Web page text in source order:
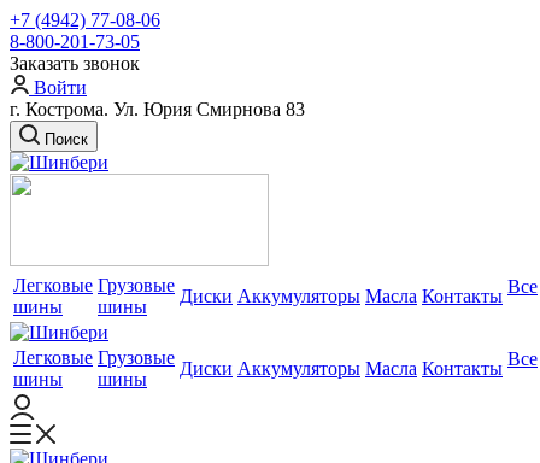
+7 (4942) 77-08-06
8-800-201-73-05
Заказать звонок
Войти
г. Кострома. Ул. Юрия Смирнова 83
Поиск
Легковые
шины
Грузовые
шины
Диски Аккумуляторы Масла Контакты Все
Легковые
шины
Грузовые
шины
Диски Аккумуляторы Масла Контакты Все